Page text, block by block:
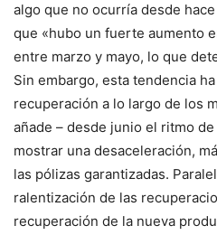
algo que no ocurría desde
que «hubo un fuerte aumento
entre marzo y mayo, lo que
Sin embargo, esta tendencia
recuperación a lo largo de los
añade – desde junio el ritmo
mostrar una desaceleración,
las pólizas garantizadas.
ralentización de las
recuperación de la nueva